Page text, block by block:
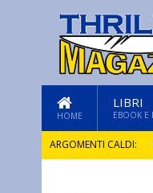
HOME
LIBRI
EBOOK E
ARGOMENTI CALDI: